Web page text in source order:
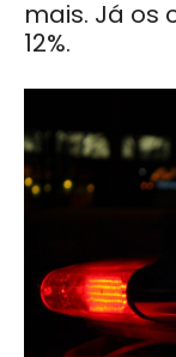
mais. Já os
12%.